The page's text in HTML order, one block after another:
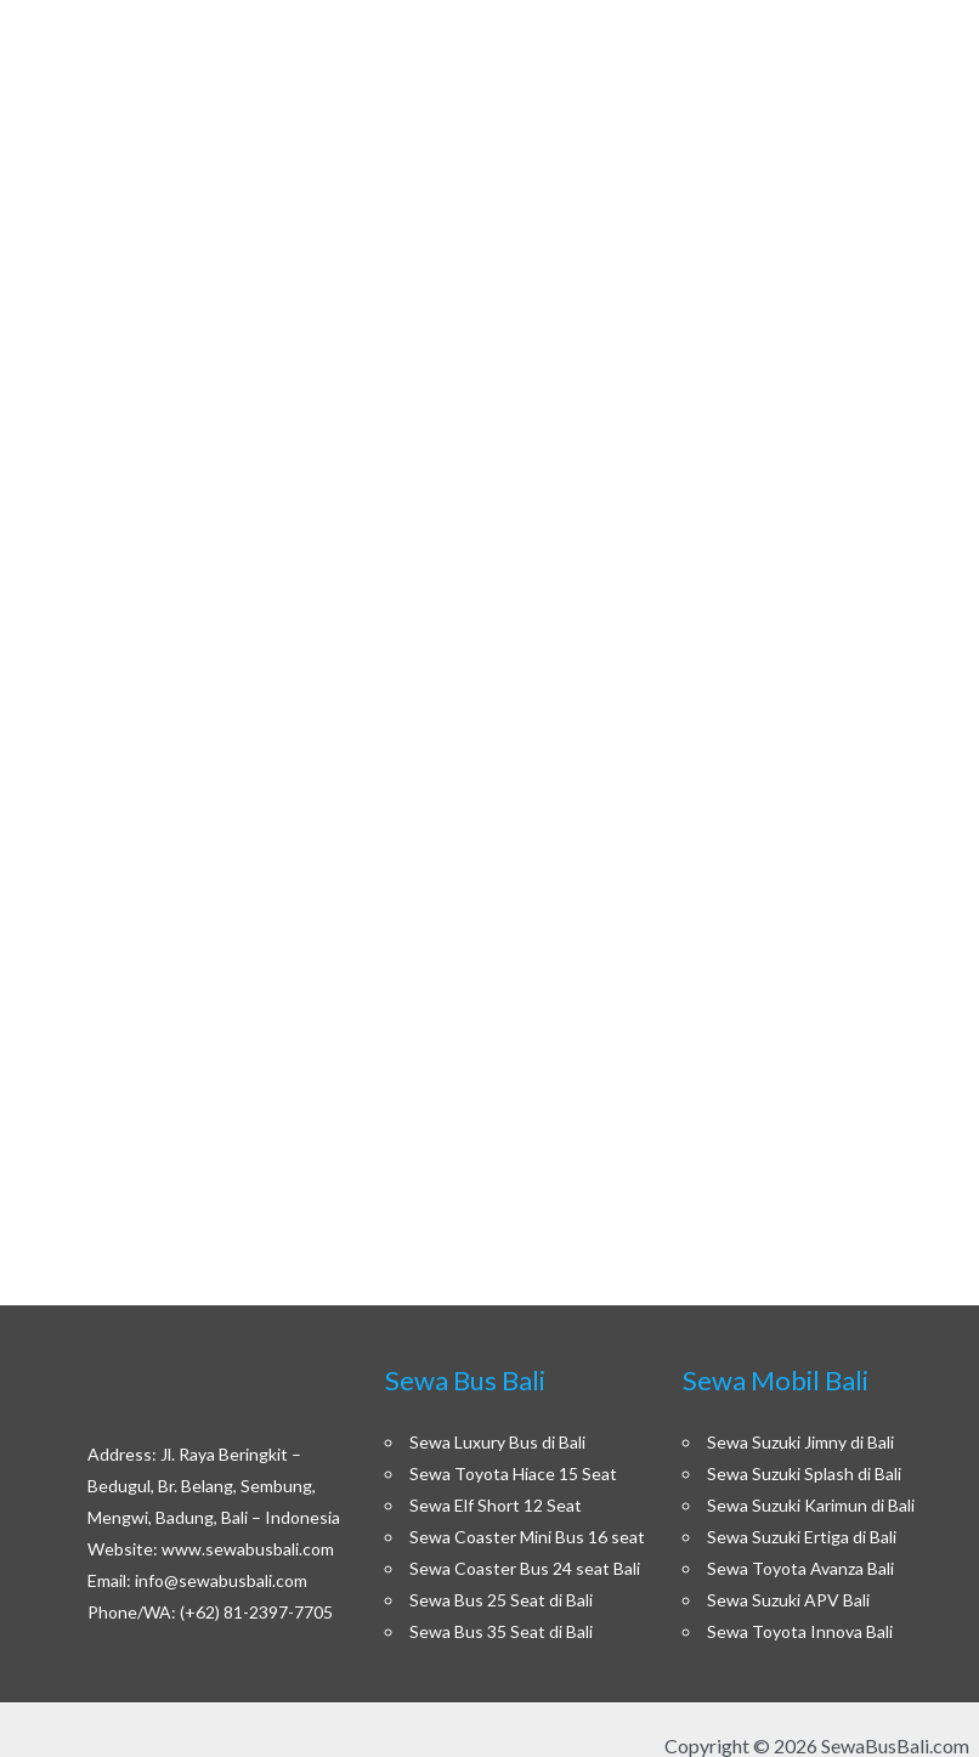
Address: Jl. Raya Beringkit –
Bedugul, Br. Belang, Sembung,
Mengwi, Badung, Bali – Indonesia
Website: www.sewabusbali.com
Email: info@sewabusbali.com
Phone/WA: (+62) 81-2397-7705
Sewa Bus Bali
Sewa Luxury Bus di Bali
Sewa Toyota Hiace 15 Seat
Sewa Elf Short 12 Seat
Sewa Coaster Mini Bus 16 seat
Sewa Coaster Bus 24 seat Bali
Sewa Bus 25 Seat di Bali
Sewa Bus 35 Seat di Bali
Sewa Mobil Bali
Sewa Suzuki Jimny di Bali
Sewa Suzuki Splash di Bali
Sewa Suzuki Karimun di Bali
Sewa Suzuki Ertiga di Bali
Sewa Toyota Avanza Bali
Sewa Suzuki APV Bali
Sewa Toyota Innova Bali
Copyright © 2026 SewaBusBali.com